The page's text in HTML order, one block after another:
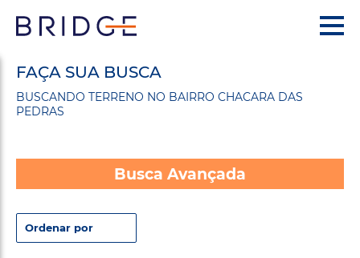
FAÇA SUA BUSCA
BUSCANDO TERRENO NO BAIRRO CHACARA DAS
PEDRAS
Busca Avançada